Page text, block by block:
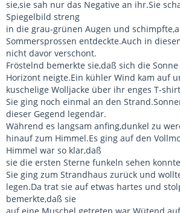
sie,sie sah nur das Negative an ihr.Sie
Spiegelbild streng
in die grau-grünen Augen und
Sommersprossen entdeckte.Auch in
nicht davor verschont.
Fröstelnd bemerkte sie,daß sich die
Horizont neigte.Ein kühler Wind kam auf
kuschelige Wolljacke über ihr enges T-
Sie ging noch einmal an den
dieser Gegend legendär.
Während es langsam anfing,dunkel zu
hinauf zum Himmel.Es ging auf den
Himmel war so klar,daß
sie die ersten Sterne funkeln sehen
Sie ging zum Strandhaus zurück und
legen.Da trat sie auf etwas hartes und
bemerkte,daß sie